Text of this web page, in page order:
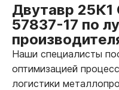
Двутавр
57837-17 по
Наши специалисты
оптимизацией
логистики